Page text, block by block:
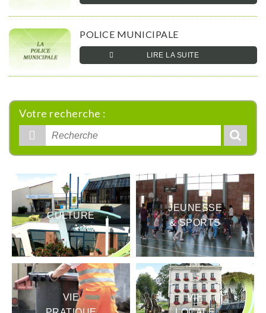
POLICE MUNICIPALE
LIRE LA SUITE­­
Votre recherche :
Rechercher
CULTURE
JEUNESSE
& SPORTS
VIE
VIE